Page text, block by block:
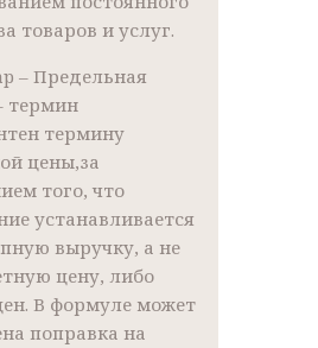
товаров и услуг.
– Предельная
термин
термину
цены,за
того, что
устанавливается
выручку, а не
цену, либо
В формуле может
поправка на